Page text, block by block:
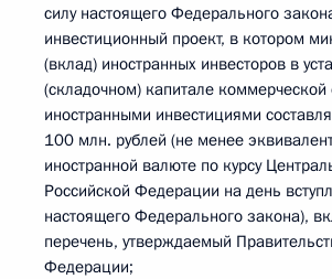
силу настоящего Федерального
инвестиционный проект, в котором
(вклад) иностранных инвесторов в
(складочном) капитале коммерческой
иностранными инвестициями
100 млн. рублей (не менее
иностранной валюте по курсу
Российской Федерации на день
настоящего Федерального закона),
перечень, утверждаемый
Федерации;